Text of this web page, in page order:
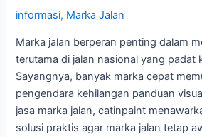
informasi, Marka Jalan
Marka jalan berperan penting dalam
terutama di jalan nasional yang padat
Sayangnya, banyak marka cepat
pengendara kehilangan panduan
jasa marka jalan, catinpaint
solusi praktis agar marka jalan tetap